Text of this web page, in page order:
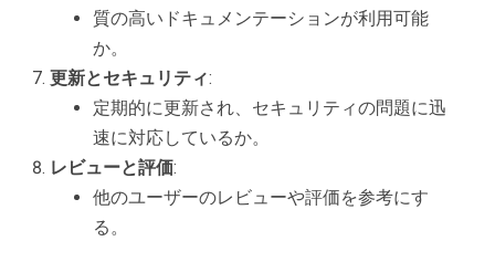
質の高いドキュメンテーションが利用可能
か。
更新とセキュリティ:
定期的に更新され、セキュリティの問題に迅
速に対応しているか。
レビューと評価:
他のユーザーのレビューや評価を参考にす
る。